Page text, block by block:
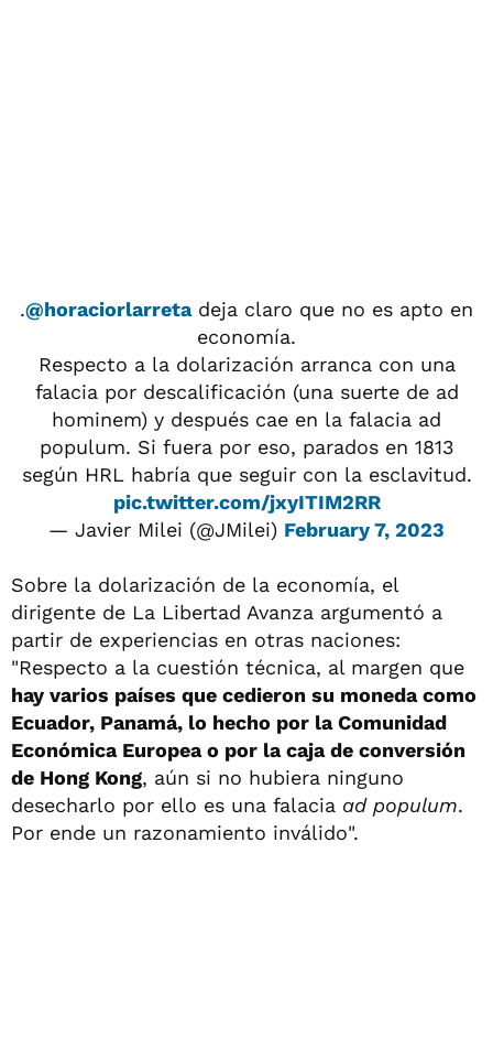
.@horaciorlarretadeja claro que no es apto en
economía.
Respecto a la dolarización arranca con una
falacia por descalificación (una suerte de ad
hominem) y después cae en la falacia ad
populum. Si fuera por eso, parados en 1813
según HRL habría que seguir con la esclavitud.
pic.twitter.com/jxyITIM2RR
— Javier Milei (@JMilei) February 7, 2023
Sobre la dolarización de la economía, el
dirigente de La Libertad Avanza argumentó a
partir de experiencias en otras naciones:
"Respecto a la cuestión técnica, al margen que
hay varios países que cedieron su moneda como
Ecuador, Panamá, lo hecho por la Comunidad
Económica Europea o por la caja de conversión
de Hong Kong, aún si no hubiera ninguno
desecharlo por ello es una falacia ad populum.
Por ende un razonamiento inválido".